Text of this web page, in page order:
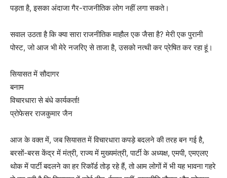
पड़ता है, इसका अंदाजा गैर-राजनीतिक लोग नहीं लगा सकते।
सवाल उठता है कि क्या सारा राजनीतिक माहौल एक जैसा है? मेरी एक पुरानी
पोस्ट, जो आज भी मेरे नजरिए से ताजा है, उसको नत्थी कर प्रेषित कर रहा हूं।
सियासत में सौदागर
बनाम
विचारधारा से बंधे कार्यकर्ता!
प्रोफेसर राजकुमार जैन
आज के वक्त में, जब सियासत में विचारधारा कपड़े बदलने की तरह बन गई है,
बरसों-बरस केंद्र में मंत्री, राज्य में मुख्यमंत्री, पार्टी के अध्यक्ष, एमपी, एमएलए
थोक में पार्टी बदलने का हर रिकॉर्ड तोड़ रहे हैं, तो आम लोगों में भी यह भावना गहरे